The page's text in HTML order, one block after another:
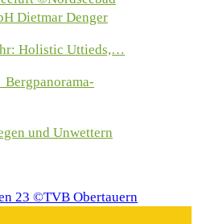
Holistic Uttieds,…
und Unwettern